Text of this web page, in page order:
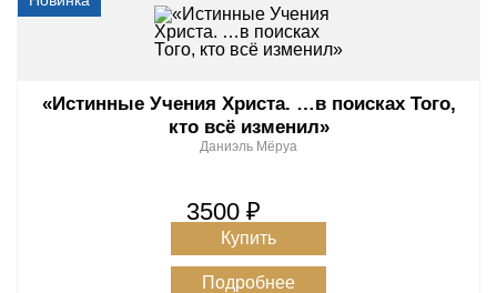
«Истинные Учения Христа. …в поисках Того,
кто всё изменил»
Даниэль Мёруа
3500 ₽
Купить
Подробнее